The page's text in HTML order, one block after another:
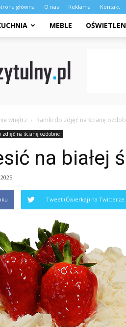
główna O nas Reklama Kontakt
MEBLE
wnętrz Ramki do zdjęć na ścianę
zdjęć na ścianę ozdobne
na białej
Tweet (Ćwierkaj) na Twitterze